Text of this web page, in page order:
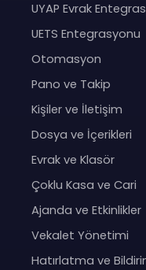
UYAP Evrak
UETS Entegrasyonu
Otomasyon
Pano ve Takip
Kişiler ve İletişim
Dosya ve İçerikleri
Evrak ve Klasör
Çoklu Kasa ve Cari
Ajanda ve Etkinlikler
Vekalet Yönetimi
Hatırlatma ve